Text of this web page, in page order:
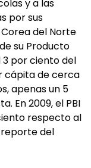
y a las
por sus
del Norte
su Producto
3 por ciento del
cápita de cerca
apenas un 5
En 2009, el PBI
respecto al
del